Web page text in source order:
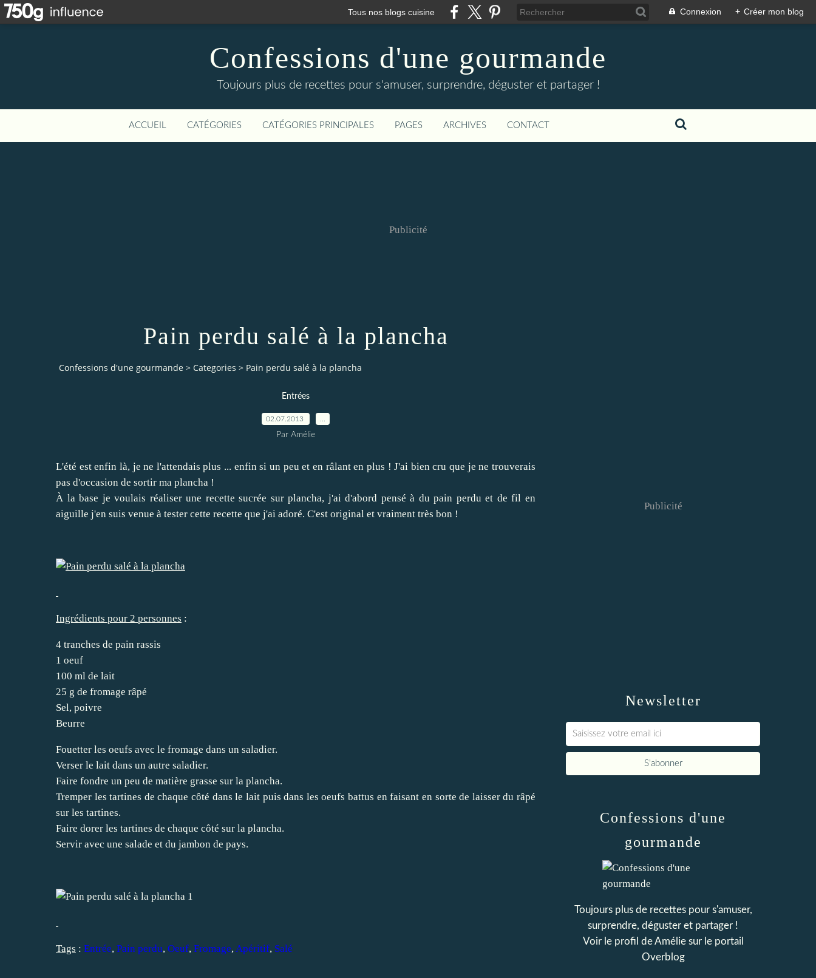
Tous nos blogs cuisine Connexion + Créer mon blog
Confessions d'une gourmande
Toujours plus de recettes pour s'amuser, surprendre, déguster et partager !
ACCUEIL CATÉGORIES CATÉGORIES PRINCIPALES PAGES ARCHIVES CONTACT
Publicité
Pain perdu salé à la plancha
Confessions d'une gourmande > Categories > Pain perdu salé à la plancha
Entrées
02.07.2013
Par Amélie
L'été est enfin là, je ne l'attendais plus ... enfin si un peu et en râlant en plus ! J'ai bien cru que je ne trouverais
pas d'occasion de sortir ma plancha !
À la base je voulais réaliser une recette sucrée sur plancha, j'ai d'abord pensé à du pain perdu et de fil en
aiguille j'en suis venue à tester cette recette que j'ai adoré. C'est original et vraiment très bon !
Ingrédients pour 2 personnes :
4 tranches de pain rassis
1 oeuf
100 ml de lait
25 g de fromage râpé
Sel, poivre
Beurre
Fouetter les oeufs avec le fromage dans un saladier.
Verser le lait dans un autre saladier.
Faire fondre un peu de matière grasse sur la plancha.
Tremper les tartines de chaque côté dans le lait puis dans les oeufs battus en faisant en sorte de laisser du râpé
sur les tartines.
Faire dorer les tartines de chaque côté sur la plancha.
Servir avec une salade et du jambon de pays.
Tags : Entrée, Pain perdu, Oeuf, Fromage, Apéritif, Salé
Newsletter
Publicité
Confessions d'une
gourmande
Toujours plus de recettes pour s'amuser,
surprendre, déguster et partager !
Voir le profil deAméliesur le portail
Overblog